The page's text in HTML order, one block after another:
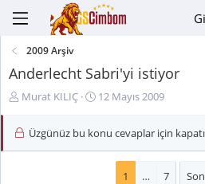
2009 Arşiv
Anderlecht Sabri'yi istiyor
K
n
Murat KILIÇ
B12 Mayıs 2009
Üzgünüz bu konu cevaplar için
1 … 7